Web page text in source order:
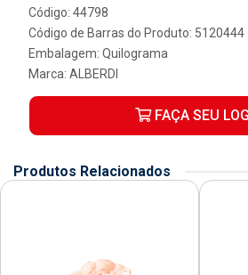
Código: 44798
Código de Barras do Produto: 5120444
Embalagem: Quilograma
Marca: ALBERDI
FAÇA SEU
Produtos Relacionados